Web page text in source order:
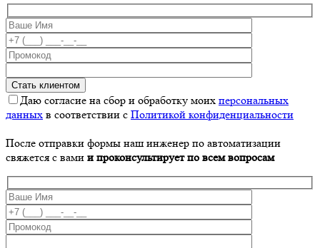
Даю согласие на сбор и обработку моих персональных
данных в соответствии с Политикой конфиденциальности
После отправки формы наш инженер по автоматизации
свяжется с вами и проконсультирует по всем вопросам